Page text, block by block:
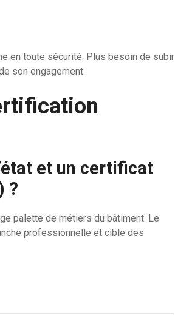
en toute sécurité. Plus besoin de subir
son engagement.
et un certificat
?
palette de métiers du bâtiment. Le
professionnelle et cible des